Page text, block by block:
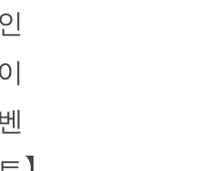
인
이
벤